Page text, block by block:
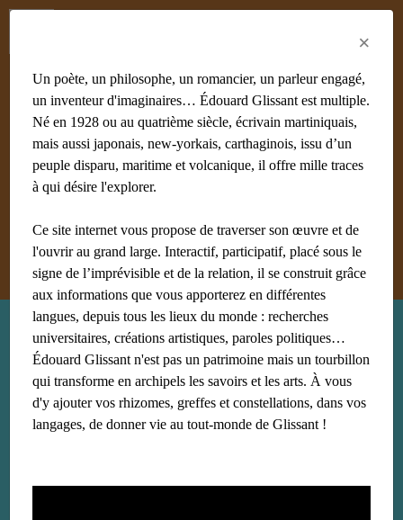
#achiery #acoma #adami #afrique #agnès B
#algérie
#Aliocha Wald Lasowski #amériques
#amis
#anthropologie
Afficher tous les mots clés
Recherche : géographie
×
Un poète, un philosophe, un romancier, un parleur engagé,
un inventeur d'imaginaires… Édouard Glissant est multiple.
Né en 1928 ou au quatrième siècle, écrivain martiniquais,
mais aussi japonais, new-yorkais, carthaginois, issu d’un
peuple disparu, maritime et volcanique, il offre mille traces
à qui désire l'explorer.
Ce site internet vous propose de traverser son œuvre et de
l'ouvrir au grand large. Interactif, participatif, placé sous le
signe de l’imprévisible et de la relation, il se construit grâce
aux informations que vous apporterez en différentes
langues, depuis tous les lieux du monde : recherches
universitaires, créations artistiques, paroles politiques…
Édouard Glissant n'est pas un patrimoine mais un tourbillon
qui transforme en archipels les savoirs et les arts. À vous
d'y ajouter vos rhizomes, greffes et constellations, dans vos
langages, de donner vie au tout-monde de Glissant !